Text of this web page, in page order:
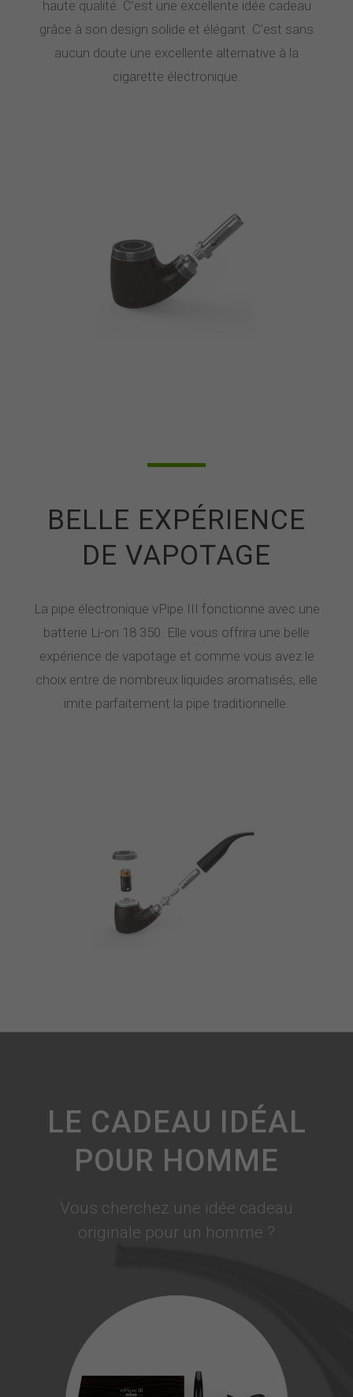
haute qualité. C’est une excellente idée cadeau
grâce à son design solide et élégant. C’est sans
aucun doute une excellente alternative à la
cigarette électronique.
BELLE EXPÉRIENCE
DE VAPOTAGE
La pipe électronique vPipe III fonctionne avec une
batterie Li-on 18 350. Elle vous offrira une belle
expérience de vapotage et comme vous avez le
choix entre de nombreux liquides aromatisés, elle
imite parfaitement la pipe traditionnelle.
LE CADEAU IDÉAL
POUR HOMME
Vous cherchez une idée cadeau
originale pour un homme ?